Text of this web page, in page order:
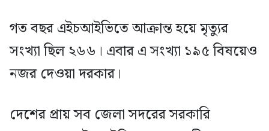
গত বছর এইচআইভিতে আক্রান্ত হয়ে মৃত্যুর
সংখ্যা ছিল ২৬৬। এবার এ সংখ্যা ১৯৫ বিষয়েও
নজর দেওয়া দরকার।
দেশের প্রায় সব জেলা সদরের সরকারি